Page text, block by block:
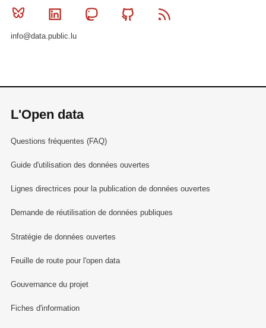
Bluesky Linkedin MastodonGithub
info@data.public.lu
L'Open data
Questions fréquentes (FAQ)
Guide d'utilisation des données ouvertes
Lignes directrices pour la publication de données ouvertes
Demande de réutilisation de données publiques
Stratégie de données ouvertes
Feuille de route pour l'open data
Gouvernance du projet
Fiches d'information